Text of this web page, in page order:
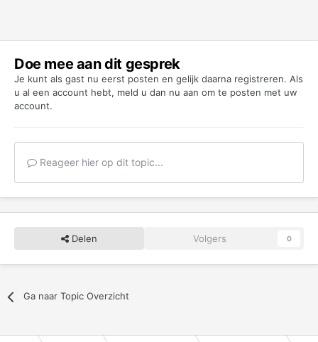
Doe mee aan dit gesprek
Je kunt als gast nu eerst posten en gelijk daarna registreren. Als
u al een account hebt, meld u dan nu aan om te posten met uw
account.
Reageer hier op dit topic...
Delen Volgers 0
Ga naar Topic Overzicht